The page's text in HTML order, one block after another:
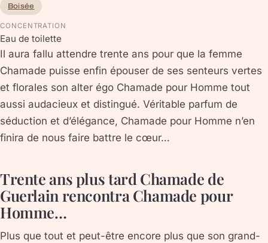
Boisée
CONCENTRATION
Eau de toilette
Il aura fallu attendre trente ans pour que la femme
Chamade puisse enfin épouser de ses senteurs vertes
et florales son alter égo Chamade pour Homme tout
aussi audacieux et distingué. Véritable parfum de
séduction et d’élégance, Chamade pour Homme n’en
finira de nous faire battre le cœur…
Trente ans plus tard Chamade de
Guerlain rencontra Chamade pour
Homme…
Plus que tout et peut-être encore plus que son grand-